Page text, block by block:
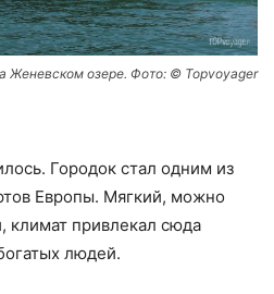
Женевском озере. Фото: © Topvoyager
Городок стал одним из
Европы. Мягкий, можно
климат привлекал сюда
людей.